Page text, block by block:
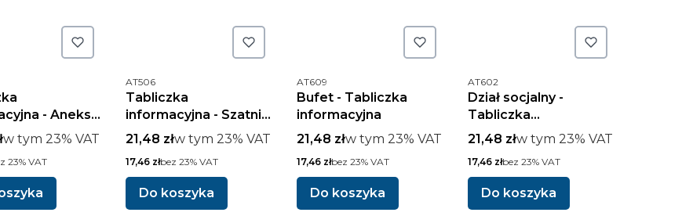
- Aneks
w tym %s VAT
w tym 23% VAT
23% VAT
Kod produktu
AT506
Tabliczka
informacyjna - Szatnia
dla dzieci
Cena brutto
21,48 złw tym %s VAT
w tym 23% VAT
Cena netto
17,46 złbez 23% VAT
Do koszyka
Kod produktu
AT609
Bufet - Tabliczka
informacyjna
Cena brutto
21,48 złw tym %s VAT
w tym 23% VAT
Cena netto
17,46 złbez 23% VAT
Do koszyka
Kod produktu
AT602
Dział socjalny -
Tabliczka
informacyjna
Cena brutto
21,48 złw tym %s VAT
w tym 23% VAT
Cena netto
17,46 złbez 23% VAT
Do koszyka